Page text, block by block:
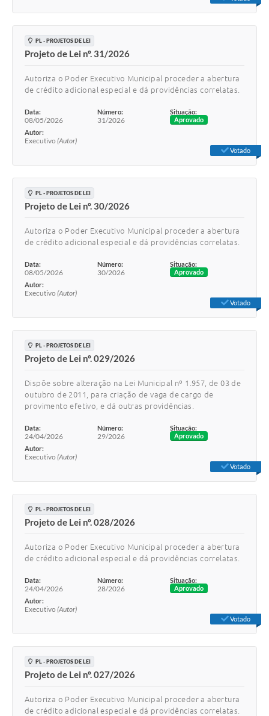
PL - PROJETOS DE LEI
Projeto de Lei nº. 31/2026
Autoriza o Poder Executivo Municipal proceder a abertura
de crédito adicional especial e dá providências correlatas.
Data:
08/05/2026
Número:
31/2026
Situação:
Aprovado
Autor:
Executivo (Autor)
Votado
PL - PROJETOS DE LEI
Projeto de Lei nº. 30/2026
Autoriza o Poder Executivo Municipal proceder a abertura
de crédito adicional especial e dá providências correlatas.
Data:
08/05/2026
Número:
30/2026
Situação:
Aprovado
Autor:
Executivo (Autor)
Votado
PL - PROJETOS DE LEI
Projeto de Lei nº. 029/2026
Dispõe sobre alteração na Lei Municipal nº 1.957, de 03 de
outubro de 2011, para criação de vaga de cargo de
provimento efetivo, e dá outras providências.
Data:
24/04/2026
Número:
29/2026
Situação:
Aprovado
Autor:
Executivo (Autor)
Votado
PL - PROJETOS DE LEI
Projeto de Lei nº. 028/2026
Autoriza o Poder Executivo Municipal proceder a abertura
de crédito adicional especial e dá providências correlatas.
Data:
24/04/2026
Número:
28/2026
Situação:
Aprovado
Autor:
Executivo (Autor)
Votado
PL - PROJETOS DE LEI
Projeto de Lei nº. 027/2026
Autoriza o Poder Executivo Municipal proceder a abertura
de crédito adicional especial e dá providências correlatas.